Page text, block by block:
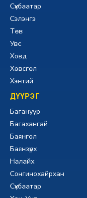
Сүхбаатар
Сэлэнгэ
Төв
Увс
Ховд
Хөвсгөл
Хэнтий
ДҮҮРЭГ
Багануур
Багахангай
Баянгол
Баянзүрх
Налайх
Сонгинохайрхан
Сүхбаатар